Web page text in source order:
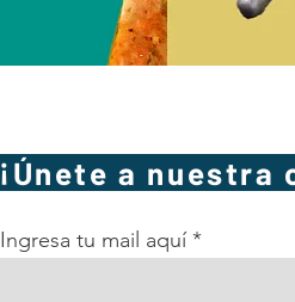
¡Únete a nuestra
Ingresa tu mail aquí